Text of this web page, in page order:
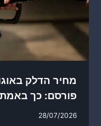
פורסם: כך
28/07/2026